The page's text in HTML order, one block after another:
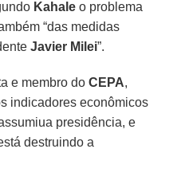
Kahale o problema
“das medidas
Javier Milei”.
e membro doCEPA,
indicadores econômicos
presidência, e
destruindo a